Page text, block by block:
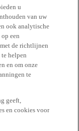
u
van uw
ook analytische
een
de richtlijnen
helpen
en om onze
te
geeft,
en cookies voor